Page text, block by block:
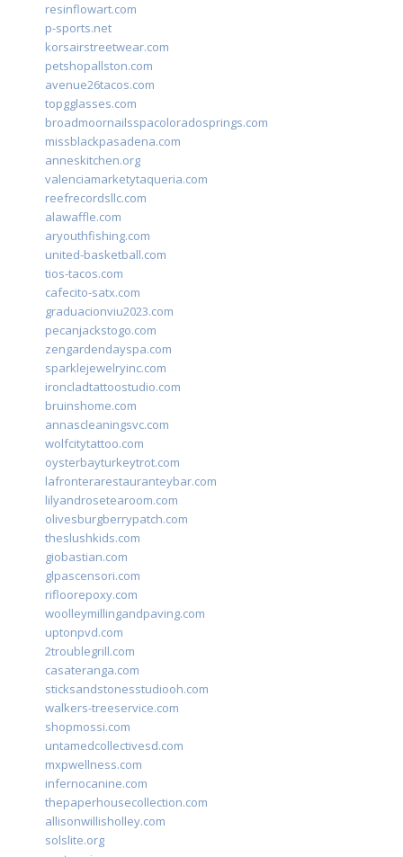
resinflowart.com
p-sports.net
korsairstreetwear.com
petshopallston.com
avenue26tacos.com
topgglasses.com
broadmoornailsspacoloradosprings.com
missblackpasadena.com
anneskitchen.org
valenciamarketytaqueria.com
reefrecordsllc.com
alawaffle.com
aryouthfishing.com
united-basketball.com
tios-tacos.com
cafecito-satx.com
graduacionviu2023.com
pecanjackstogo.com
zengardendayspa.com
sparklejewelryinc.com
ironcladtattoostudio.com
bruinshome.com
annascleaningsvc.com
wolfcitytattoo.com
oysterbayturkeytrot.com
lafronterarestauranteybar.com
lilyandrosetearoom.com
olivesburgberrypatch.com
theslushkids.com
giobastian.com
glpascensori.com
rifloorepoxy.com
woolleymillingandpaving.com
uptonpvd.com
2troublegrill.com
casateranga.com
sticksandstonesstudiooh.com
walkers-treeservice.com
shopmossi.com
untamedcollectivesd.com
mxpwellness.com
infernocanine.com
thepaperhousecollection.com
allisonwillisholley.com
solslite.org